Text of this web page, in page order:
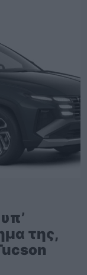
της,